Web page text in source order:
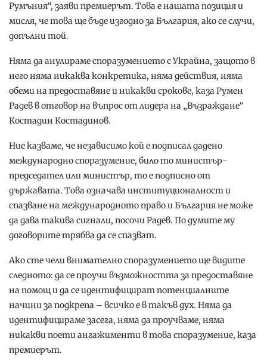
Румъния“, заяви премиерът. Това е нашата позиция и
мисля, че това ще бъде изгодно за България, ако се случи,
допълни той.
Няма да анулираме споразумението с Украйна, защото в
него няма никаква конкретика, няма действия, няма
обеми на предоставяне и никакви срокове, каза Румен
Радев в отговор на въпрос от лидера на „Възраждане“
Костадин Костадинов.
Ние казваме, че независимо кой е подписал дадено
международно споразумение, било то министър-
председател или министър, то е подписно от
държавата. Това означава институционалност и
спазване на международното право и България не може
да дава такива сигнали, посочи Радев. По думите му
договорите трябва да се спазват.
Ако сте чели внимателно споразумението ще видите
следното: да се проучи възможността за предоставяне
на помощ и да се идентифицират потенциалните
начини за подкрепа – всичко е в такъв дух. Няма да
идентифицираме засега, няма да проучваме, няма
никакви поети ангажименти в това споразумение, каза
премиерът.